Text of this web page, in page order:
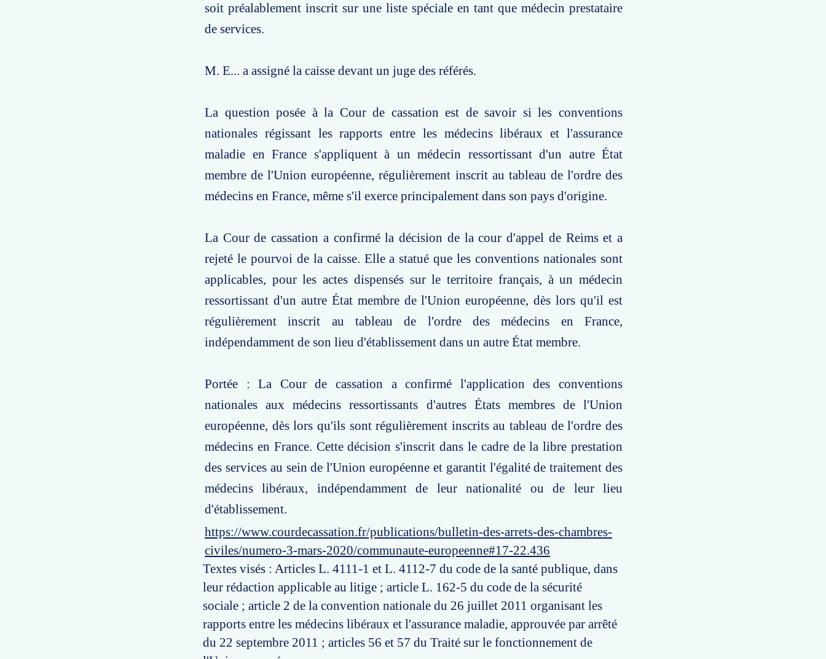
soit préalablement inscrit sur une liste spéciale en tant que médecin prestataire
de services.
M. E... a assigné la caisse devant un juge des référés.
La question posée à la Cour de cassation est de savoir si les conventions
nationales régissant les rapports entre les médecins libéraux et l'assurance
maladie en France s'appliquent à un médecin ressortissant d'un autre État
membre de l'Union européenne, régulièrement inscrit au tableau de l'ordre des
médecins en France, même s'il exerce principalement dans son pays d'origine.
La Cour de cassation a confirmé la décision de la cour d'appel de Reims et a
rejeté le pourvoi de la caisse. Elle a statué que les conventions nationales sont
applicables, pour les actes dispensés sur le territoire français, à un médecin
ressortissant d'un autre État membre de l'Union européenne, dès lors qu'il est
régulièrement inscrit au tableau de l'ordre des médecins en France,
indépendamment de son lieu d'établissement dans un autre État membre.
Portée : La Cour de cassation a confirmé l'application des conventions
nationales aux médecins ressortissants d'autres États membres de l'Union
européenne, dès lors qu'ils sont régulièrement inscrits au tableau de l'ordre des
médecins en France. Cette décision s'inscrit dans le cadre de la libre prestation
des services au sein de l'Union européenne et garantit l'égalité de traitement des
médecins libéraux, indépendamment de leur nationalité ou de leur lieu
d'établissement.
https://www.courdecassation.fr/publications/bulletin-des-arrets-des-chambres-
civiles/numero-3-mars-2020/communaute-europeenne#17-22.436
Textes visés : Articles L. 4111-1 et L. 4112-7 du code de la santé publique, dans
leur rédaction applicable au litige ; article L. 162-5 du code de la sécurité
sociale ; article 2 de la convention nationale du 26 juillet 2011 organisant les
rapports entre les médecins libéraux et l'assurance maladie, approuvée par arrêté
du 22 septembre 2011 ; articles 56 et 57 du Traité sur le fonctionnement de